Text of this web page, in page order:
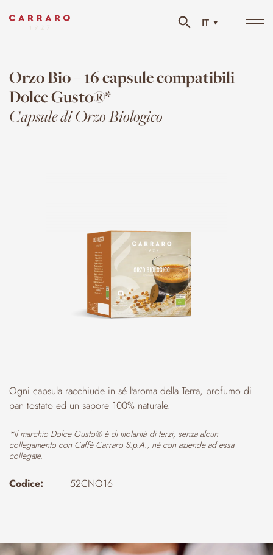
IT
Orzo Bio – 16 capsule compatibili
Dolce Gusto®*
Capsule di Orzo Biologico
Ogni capsula racchiude in sé l'aroma della Terra, profumo di
pan tostato ed un sapore 100% naturale.
*Il marchio Dolce Gusto® è di titolarità di terzi, senza alcun
collegamento con Caffè Carraro S.p.A., né con aziende ad essa
collegate.
Codice: 52CNO16